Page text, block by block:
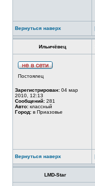
Вернуться наверх
Ильичёвец
Постоялец
Зарегистрирован: 04 мар
2010, 12:13
Сообщений: 281
Авто: классный
Город: в Приазовье
Вернуться наверх
LMD-Star